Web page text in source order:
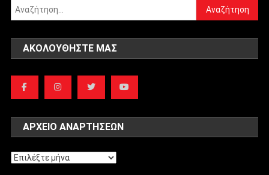
Αναζήτηση
για:
ΑΚΟΛΟΥΘΉΣΤΕ ΜΑΣ
ΑΡΧΕΊΟ ΑΝΑΡΤΉΣΕΩΝ
Αρχείο